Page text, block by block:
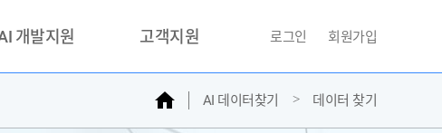
개발지원 고객지원
문의하기
로그인 회원가입
홈 AI 데이터찾기 데이터 찾기